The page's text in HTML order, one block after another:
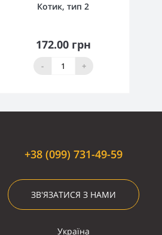
Котик, тип 2
172.00 грн
- +
Купити
+38 (099) 731-49-59
ЗВ'ЯЗАТИСЯ З НАМИ
Україна